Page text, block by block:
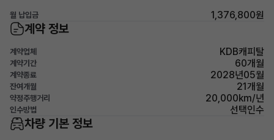
월 납입금 1,376,800원
계약 정보
계약업체 KDB캐피탈
계약기간 60개월
계약종료 2028년05월
잔여개월 21개월
약정주행거리 20,000km/년
인수방법 선택인수
차량 기본 정보